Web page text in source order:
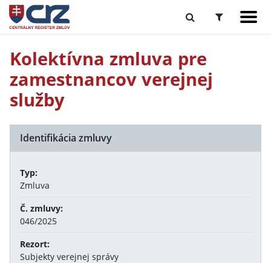
Kolektívna zmluva pre
zamestnancov verejnej
služby
Identifikácia zmluvy
Typ:
Zmluva
Č. zmluvy:
046/2025
Rezort:
Subjekty verejnej správy